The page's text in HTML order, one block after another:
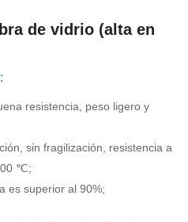
de vidrio (alta en
resistencia, peso ligero y
sin fragilización, resistencia a
℃;
es superior al 90%;